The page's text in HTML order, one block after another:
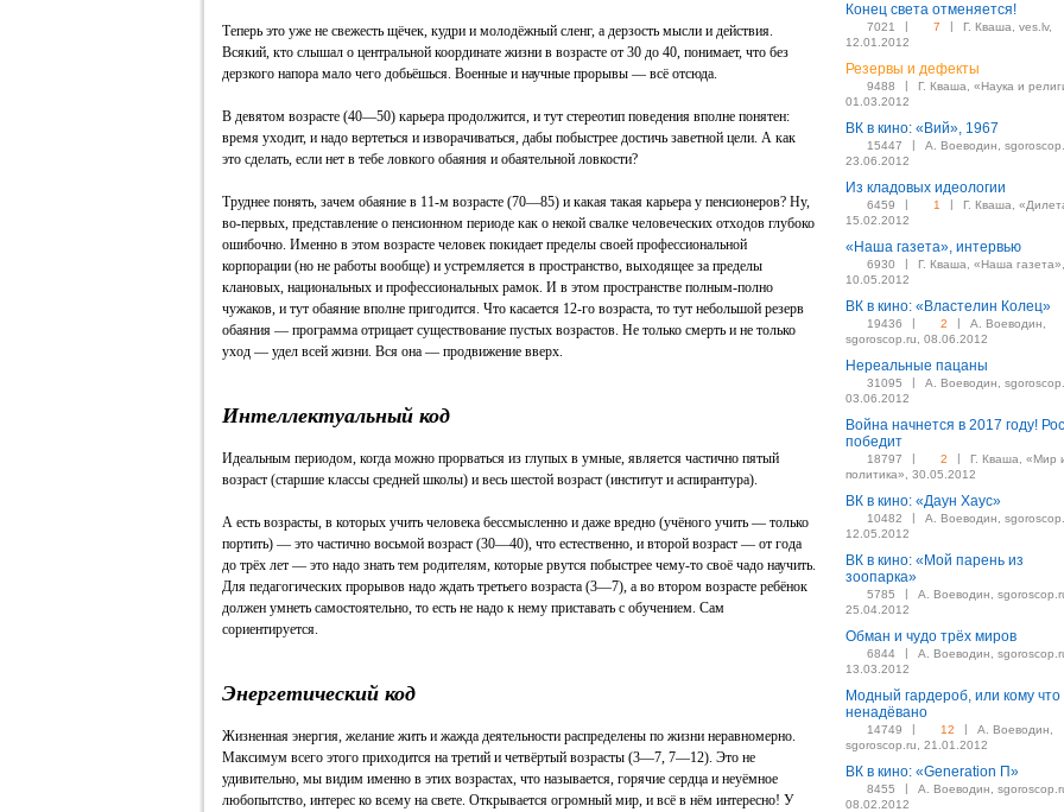
Теперь это уже не свежесть щёчек, кудри и молодёжный сленг, а дерзость мысли и действия.
Всякий, кто слышал о центральной координате жизни в возрасте от 30 до 40, понимает, что без
дерзкого напора мало чего добьёшься. Военные и научные прорывы — всё отсюда.
В девятом возрасте (40—50) карьера продолжится, и тут стереотип поведения вполне понятен:
время уходит, и надо вертеться и изворачиваться, дабы побыстрее достичь заветной цели. А как
это сделать, если нет в тебе ловкого обаяния и обаятельной ловкости?
Труднее понять, зачем обаяние в 11‑м возрасте (70—85) и какая такая карьера у пенсионеров? Ну,
во‑первых, представление о пенсионном периоде как о некой свалке человеческих отходов глубоко
ошибочно. Именно в этом возрасте человек покидает пределы своей профессиональной
корпорации (но не работы вообще) и устремляется в пространство, выходящее за пределы
клановых, национальных и профессиональных рамок. И в этом пространстве полным-полно
чужаков, и тут обаяние вполне пригодится. Что касается 12‑го возраста, то тут небольшой резерв
обаяния — программа отрицает существование пустых возрастов. Не только смерть и не только
уход — удел всей жизни. Вся она — продвижение вверх.
Интеллектуальный код
Идеальным периодом, когда можно прорваться из глупых в умные, является частично пятый
возраст (старшие классы средней школы) и весь шестой возраст (институт и аспирантура).
А есть возрасты, в которых учить человека бессмысленно и даже вредно (учёного учить — только
портить) — это частично восьмой возраст (30—40), что естественно, и второй возраст — от года
до трёх лет — это надо знать тем родителям, которые рвутся побыстрее чему-то своё чадо научить.
Для педагогических прорывов надо ждать третьего возраста (3—7), а во втором возрасте ребёнок
должен умнеть самостоятельно, то есть не надо к нему приставать с обучением. Сам
сориентируется.
Энергетический код
Жизненная энергия, желание жить и жажда деятельности распределены по жизни неравномерно.
Максимум всего этого приходится на третий и четвёртый возрасты (3—7, 7—12). Это не
удивительно, мы видим именно в этих возрастах, что называется, горячие сердца и неуёмное
любопытство, интерес ко всему на свете. Открывается огромный мир, и всё в нём интересно! У
Конец света отменяется!
7021 | 7 |
Г. Кваша, ves.lv,
12.01.2012
Резервы и дефекты
9488 |
Г. Кваша, «Наука и
01.03.2012
ВК в кино: «Вий», 1967
15447 |
А. Воеводин,
23.06.2012
Из кладовых идеологии
6459 | 1 |
Г. Кваша,
15.02.2012
«Наша газета», интервью
6930 |
Г. Кваша, «Наша газета»,
10.05.2012
ВК в кино: «Властелин Колец»
19436 | 2 |
А. Воеводин,
sgoroscop.ru, 08.06.2012
Нереальные пацаны
31095 |
А. Воеводин,
03.06.2012
Война начнется в 2017 году!
победит
18797 | 2 |
Г. Кваша, «Мир
политика», 30.05.2012
ВК в кино: «Даун Хаус»
10482 |
А. Воеводин,
12.05.2012
ВК в кино: «Мой парень из
зоопарка»
5785 |
А. Воеводин,
25.04.2012
Обман и чудо трёх миров
6844 |
А. Воеводин,
13.03.2012
Модный гардероб, или кому что
ненадёвано
14749 | 12 |
А. Воеводин,
sgoroscop.ru, 21.01.2012
ВК в кино: «Generation П»
8455 |
А. Воеводин,
08.02.2012